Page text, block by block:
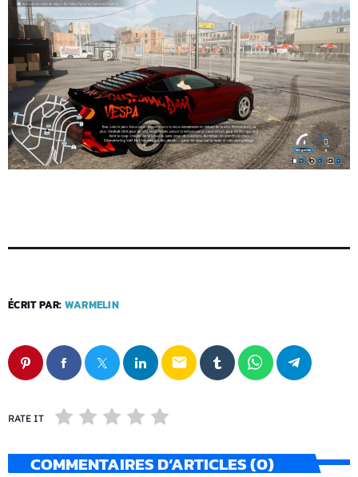
ÉCRIT PAR: WARMELIN
email
RATE IT
COMMENTAIRES D’ARTICLES (0)